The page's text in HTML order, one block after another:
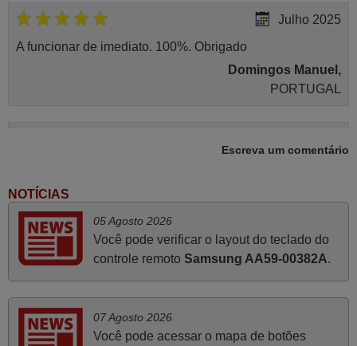
Julho 2025
A funcionar de imediato. 100%. Obrigado
Domingos Manuel,
PORTUGAL
do vosso email supra sobre a minha opinião, quero
deixar aqui o meu testemunho sobre a experiência que
tive com a vossa Empresa durante a minha encomenda
supra: Acolhimento da encomenda, informação ao
cliente, clareza de instruções durante o processo,
qualidade do produto, cumprimento dos prazos A TUDO
ISTO DOU DOU A NOTA MÁXIMA DE 5 ESTRELAS.
Sinceramente, faço votos para que assim continuem, pois
infelizmente vai sendo raro encontrar Empresas cuja
Escreva um comentário
NOTÍCIAS
05 Agosto 2026
Você pode verificar o layout do teclado do
controle remoto Samsung AA59-00382A.
07 Agosto 2026
Você pode acessar o mapa de botões